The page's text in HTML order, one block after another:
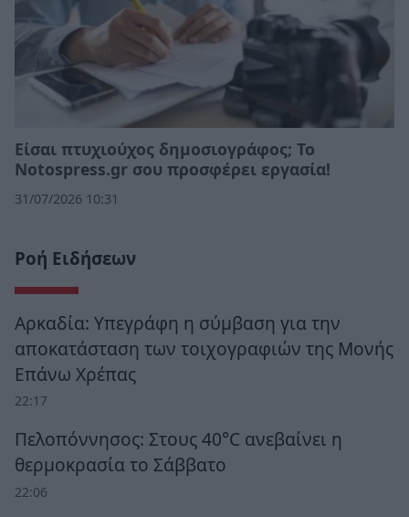
Eίσαι πτυχιούχος δημοσιογράφος; Το
Notospress.gr σου προσφέρει εργασία!
31/07/2026 10:31
Ροή Ειδήσεων
Αρκαδία: Υπεγράφη η σύμβαση για την
αποκατάσταση των τοιχογραφιών της Μονής
Επάνω Χρέπας
22:17
Πελοπόννησος: Στους 40°C ανεβαίνει η
θερμοκρασία το Σάββατο
22:06